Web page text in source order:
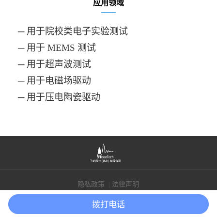
应用领域
─ 用于院校类电子实验测试
─ 用于 MEMS 测试
─ 用于超声波测试
─ 用于电磁场驱动
─ 用于压电陶瓷驱动
隐私政策 法律声明
Copyright © 2021飞时科技（北京）有限公司版权所有
京ICP备2021024561号
Powered by lc787
拨打电话